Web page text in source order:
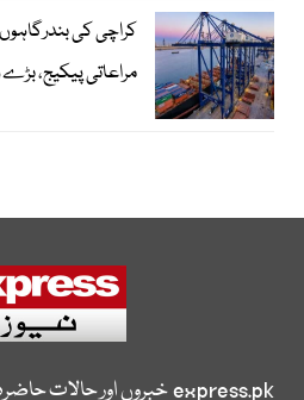
کراچی کی
مراعاتی پیکیج،
express.pkخبروں اور حالات